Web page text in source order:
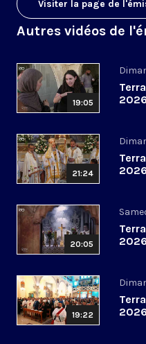
Visiter la page de
Autres vidéos de
19:05
2026
21:24
2026
20:05
2026
19:22
2026